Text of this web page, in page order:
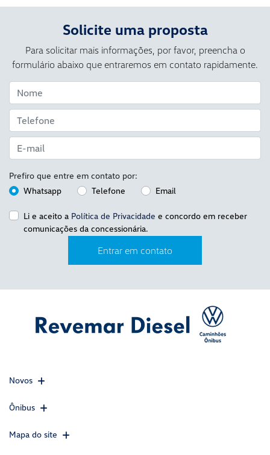
Solicite uma proposta
Para solicitar mais informações, por favor, preencha o
formulário abaixo que entraremos em contato rapidamente.
Prefiro que entre em contato por:
Whatsapp
Telefone Email
Li e aceito a Política de Privacidade e concordo em receber
comunicações da concessionária.
Entrar em contato
Novos
Ônibus
Mapa do site